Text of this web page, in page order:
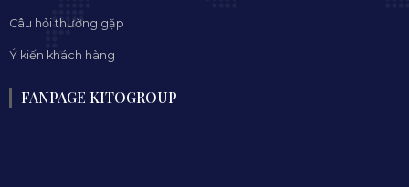
Câu hỏi thường gặp
Ý kiến khách hàng
FANPAGE KITOGROUP